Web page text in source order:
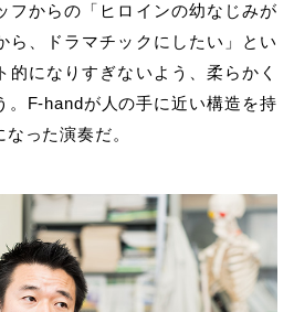
フからの「ヒロインの幼なじみが
ら、ドラマチックにしたい」とい
的になりすぎないよう、柔らかく
。F-handが人の手に近い構造を持
った演奏だ。